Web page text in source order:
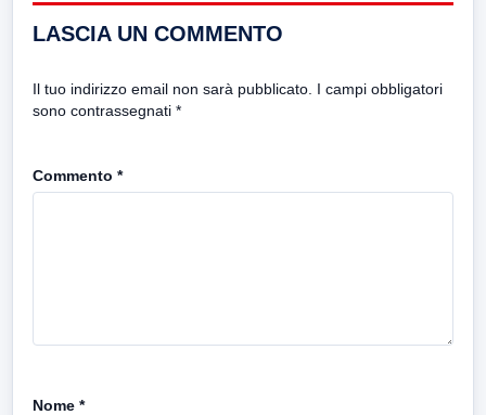
LASCIA UN COMMENTO
Il tuo indirizzo email non sarà pubblicato. I campi obbligatori
sono contrassegnati *
Commento *
Nome *